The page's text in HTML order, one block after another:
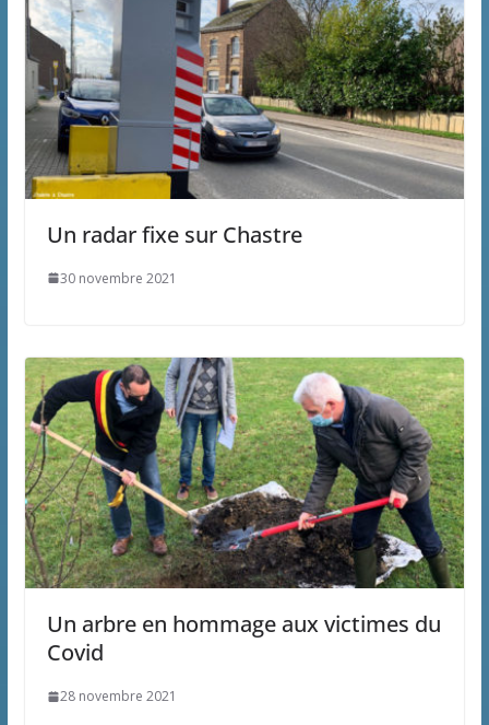
Un radar fixe sur Chastre
30 novembre 2021
Un arbre en hommage aux victimes du
Covid
28 novembre 2021